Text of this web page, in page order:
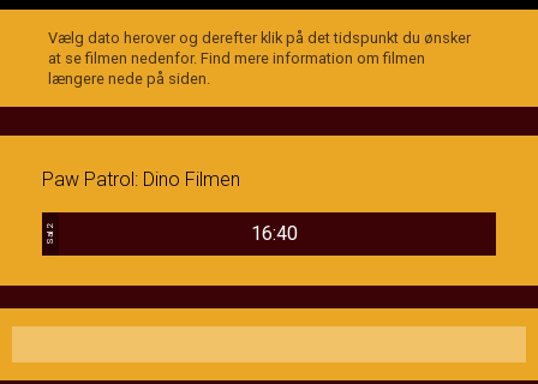
Vælg dato herover og derefter klik på det tidspunkt du ønsker
at se filmen nedenfor. Find mere information om filmen
længere nede på siden.
Paw Patrol: Dino Filmen
Sal 2 16:40